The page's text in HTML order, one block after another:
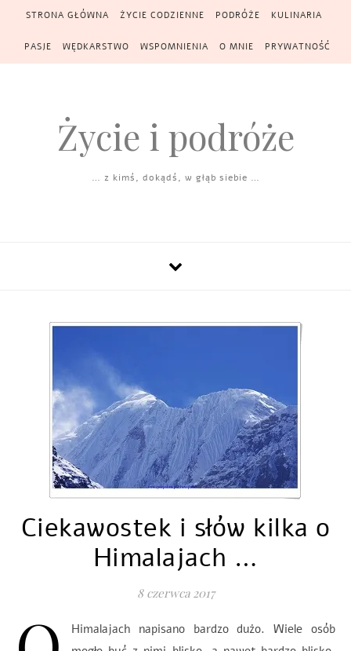
Skip to content
STRONA GŁÓWNA ŻYCIE CODZIENNE PODRÓŻE KULINARIA
PASJE WĘDKARSTWO WSPOMNIENIA O MNIE PRYWATNOŚĆ
Życie i podróże
… z kimś, dokądś, w głąb siebie …
Ciekawostek i słów kilka o
Himalajach …
8 czerwca 2017
Himalajach napisano bardzo dużo. Wiele osób